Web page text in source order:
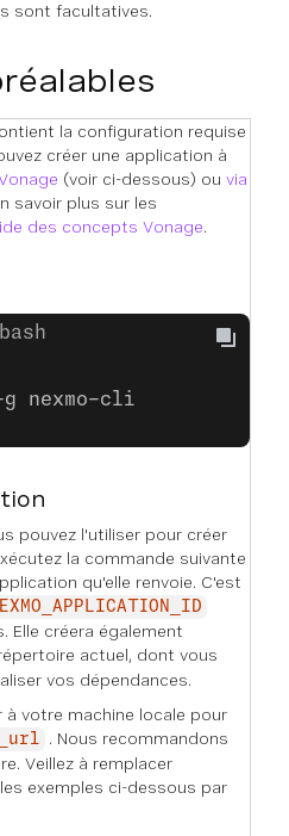
sont facultatives.
la configuration requise
créer une application à
(voir ci-dessous) ou via
savoir plus sur les
des concepts Vonage.
nexmo-cli
pouvez l'utiliser pour créer
la commande suivante
qu'elle renvoie. C'est
Elle créera également
actuel, dont vous
vos dépendances.
votre machine locale pour
. Nous recommandons
Veillez à remplacer
exemples ci-dessous par